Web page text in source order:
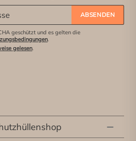
ABSENDEN
geschützt und es gelten die
.
gelesen.